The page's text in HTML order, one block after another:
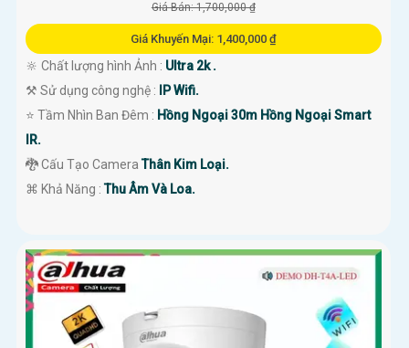
Giá Bán: 1,700,000 ₫
Giá Khuyến Mại: 1,400,000 ₫
🔆 Chất lượng hình Ảnh : Ultra 2k .
⚒ Sử dụng công nghệ :
IP Wifi.
⭐ Tầm Nhìn Ban Đêm : Hồng Ngoại 30m Hồng Ngoại Smart
IR.
🐉️ Cấu Tạo CameraThân Kim Loại.
️⌘ Khả Năng :Thu Âm Và Loa.